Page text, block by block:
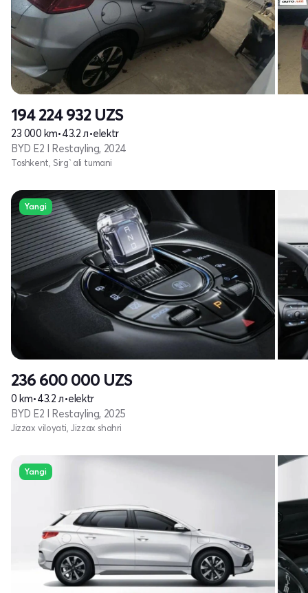
194 224 932 UZS
23 000 km•43.2 л•elektr
BYD E2 I Restayling, 2024
Toshkent, Sirg`ali tumani
Yangi
236 600 000 UZS
0 km•43.2 л•elektr
BYD E2 I Restayling, 2025
Jizzax viloyati, Jizzax shahri
Yangi